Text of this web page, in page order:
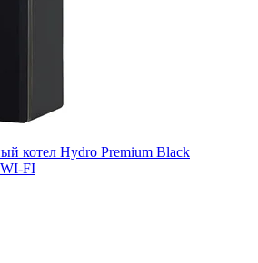
котел Hydro Premium Black
FI